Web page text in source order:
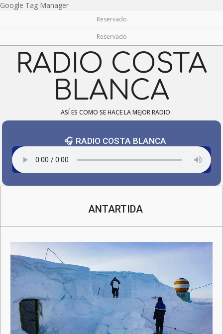
Google Tag ManagerSkip
content
Reservado
Reservado
RADIO COSTA
BLANCA
ASÍ ES COMO SE HACE LA MEJOR RADIO
🎧 RADIO COSTA BLANCA
ANTARTIDA